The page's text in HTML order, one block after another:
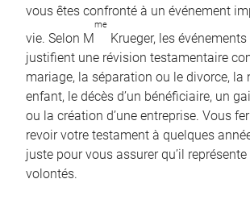
vous êtes confronté à un événement
vie. Selon M
me
Krueger, les
justifient une révision testamentaire
mariage, la séparation ou le divorce, la
enfant, le décès d’un bénéficiaire, un
ou la création d’une entreprise. Vous
revoir votre testament à quelques
juste pour vous assurer qu’il
volontés.